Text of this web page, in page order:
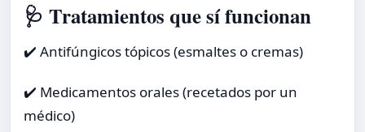
🩺 Tratamientos que sí funcionan
✔️ Antifúngicos tópicos (esmaltes o cremas)
✔️ Medicamentos orales (recetados por un
médico)